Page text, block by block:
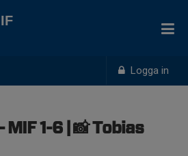
Logga in
MIF 1-6 | 📸 Tobias